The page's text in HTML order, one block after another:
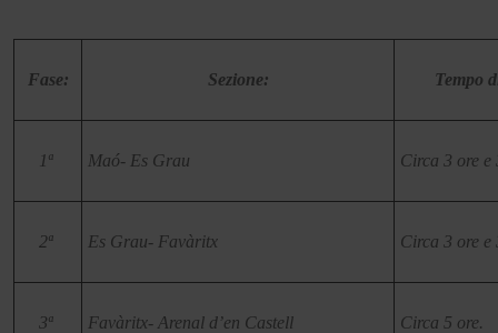
Fase: Sezione: Tempo
1ª Maó- Es Grau Circa 3 ore e
2ª Es Grau- Favàritx Circa 3 ore e
3ª Favàritx- Arenal d’en Castell Circa 5 ore.